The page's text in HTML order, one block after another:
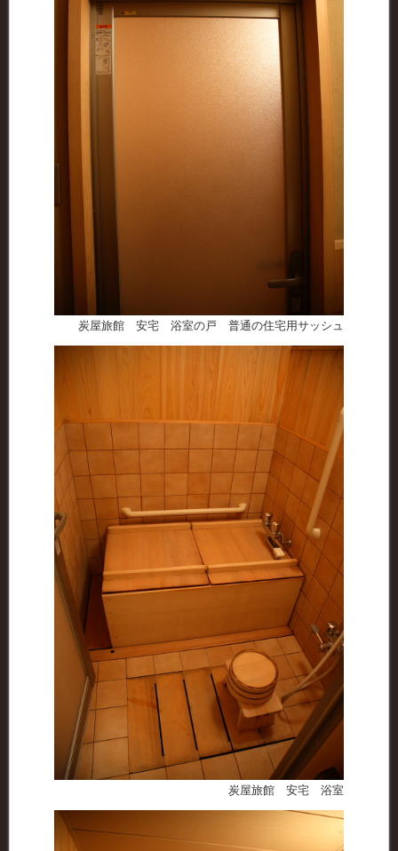
炭屋旅館 安宅 浴室の戸 普通の住宅用サッシュ
炭屋旅館 安宅 浴室